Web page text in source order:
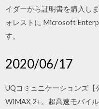
イダーから証明書を購入し
ォレストに Microsoft
す。
2020/06/17
UQコミュニケーションズ【
WiMAX 2+。超高速モバイ